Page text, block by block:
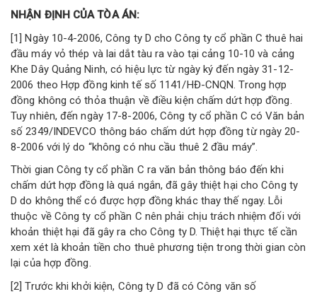
NHẬN ĐỊNH CỦA TÒA ÁN:
[1] Ngày 10-4-2006, Công ty D cho Công ty cổ phần C thuê hai
đầu máy vỏ thép và lai dắt tàu ra vào tại cảng 10-10 và cảng
Khe Dây Quảng Ninh, có hiệu lực từ ngày ký đến ngày 31-12-
2006 theo Hợp đồng kinh tế số 1141/HĐ-CNQN. Trong hợp
đồng không có thỏa thuận về điều kiện chấm dứt hợp đồng.
Tuy nhiên, đến ngày 17-8-2006, Công ty cổ phần C có Văn bản
số 2349/INDEVCO thông báo chấm dứt hợp đồng từ ngày 20-
8-2006 với lý do “không có nhu cầu thuê 2 đầu máy”.
Thời gian Công ty cổ phần C ra văn bản thông báo đến khi
chấm dứt hợp đồng là quá ngắn, đã gây thiệt hại cho Công ty
D do không thể có được hợp đồng khác thay thế ngay. Lỗi
thuộc về Công ty cổ phần C nên phải chịu trách nhiệm đối với
khoản thiệt hại đã gây ra cho Công ty D. Thiệt hại thực tế cần
xem xét là khoản tiền cho thuê phương tiện trong thời gian còn
lại của hợp đồng.
[2] Trước khi khởi kiện, Công ty D đã có Công văn số